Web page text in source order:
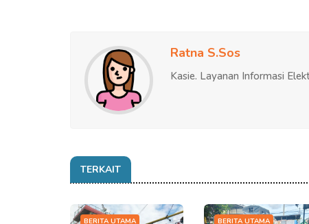
Ratna S.Sos
Kasie. Layanan Informasi
TERKAIT
BERITA UTAMA BERITA UTAMA